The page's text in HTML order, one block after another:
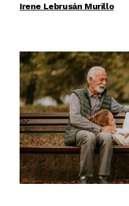
Irene Lebrusán Murillo